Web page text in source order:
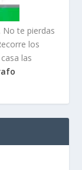
te pierdas
los
las